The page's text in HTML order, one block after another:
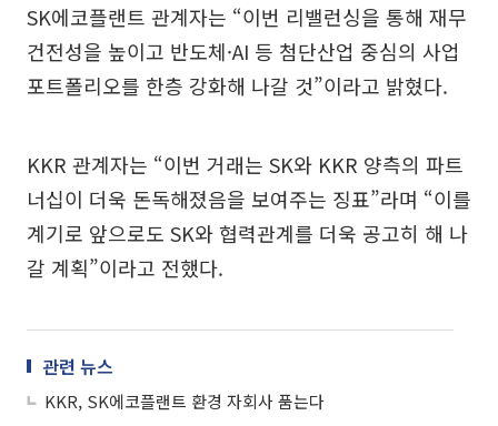
SK에코플랜트 관계자는 “이번 리밸런싱을 통해 재무
건전성을 높이고 반도체·AI 등 첨단산업 중심의 사업
포트폴리오를 한층 강화해 나갈 것”이라고 밝혔다.
KKR 관계자는 “이번 거래는 SK와 KKR 양측의 파트
너십이 더욱 돈독해졌음을 보여주는 징표”라며 “이를
계기로 앞으로도 SK와 협력관계를 더욱 공고히 해 나
갈 계획”이라고 전했다.
관련 뉴스
KKR, SK에코플랜트 환경 자회사 품는다